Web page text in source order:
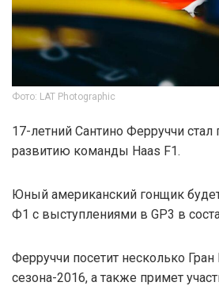
Фото: LAT Photographic
17-летний Сантино Ферруччи стал
развитию команды Haas F1.
Юный американский гонщик
Ф1 с выступлениями в GP3 в
Ферруччи посетит несколько
сезона-2016, а также примет